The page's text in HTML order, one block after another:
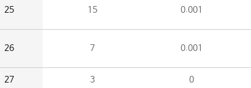
25 15 0.001
26 7 0.001
27 3 0